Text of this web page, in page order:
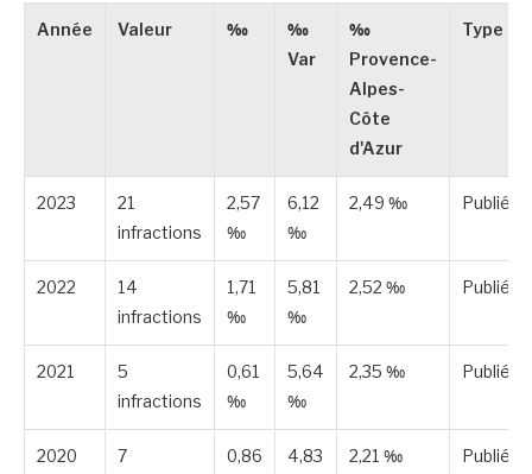
Année Valeur ‰
‰
Var
‰
Provence-
Alpes-
Côte
d'Azur
Type
2023
21
infractions
2,57
‰
6,12
‰
2,49 ‰ Publiée
2022
14
infractions
1,71
‰
5,81
‰
2,52 ‰ Publiée
2021
5
infractions
0,61
‰
5,64
‰
2,35 ‰ Publiée
2020
7
0,86
4,83
2,21 ‰ Publiée